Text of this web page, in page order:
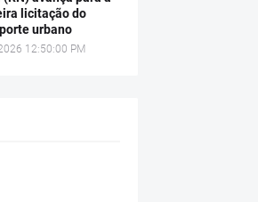
licitação do
urbano
12:50:00 PM